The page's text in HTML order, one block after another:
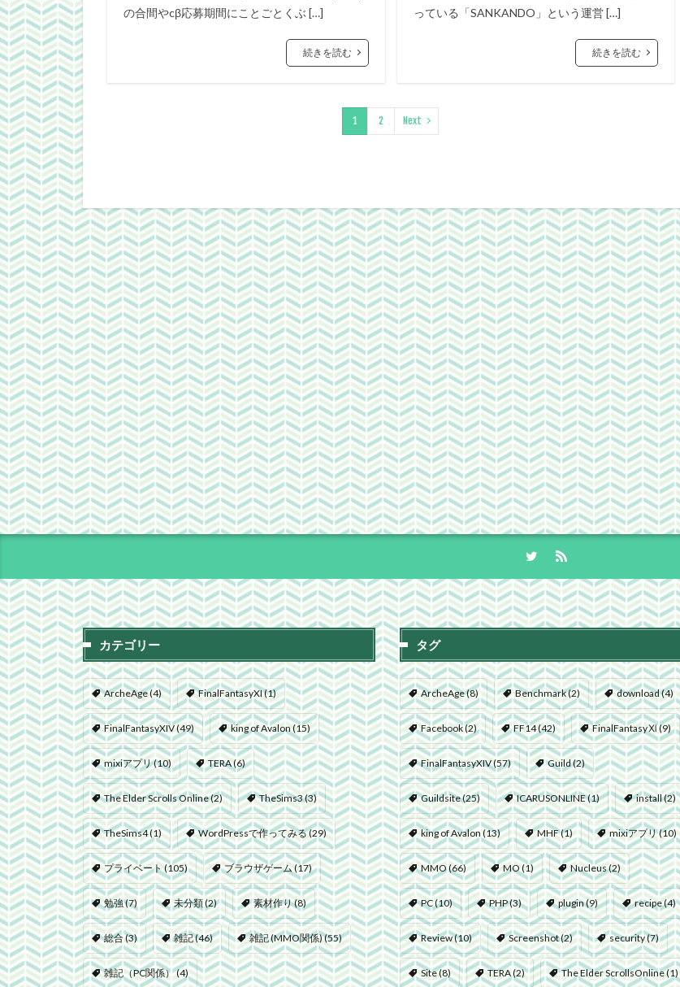
の合間やcβ応募期間にことごとくぶ […]
続きを読む
っている「SANKANDO」という運営 […]
続きを読む
1 2 Next
カテゴリー
ArcheAge(4) FinalFantasyXI(1)
FinalFantasyXIV(49) king of Avalon(15)
mixiアプリ(10) TERA(6)
The Elder Scrolls Online(2) TheSims3(3)
TheSims4(1) WordPressで作ってみる(29)
プライベート(105) ブラウザゲーム(17)
勉強(7) 未分類(2) 素材作り(8)
総合(3) 雑記(46) 雑記 (MMO関係)(55)
雑記（PC関係）(4)
タグ
ArcheAge(8) Benchmark(2) download(4)
Facebook(2) FF14(42) FinalFantasyⅪ(9)
FinalFantasyXIV(57) Guild(2)
Guildsite(25) ICARUSONLINE(1) install(2)
king of Avalon(13) MHF(1) mixiアプリ(10)
MMO(66) MO(1) Nucleus(2)
PC(10) PHP(3) plugin(9) recipe(4)
Review(10) Screenshot(2) security(7)
Site(8) TERA(2) The Elder ScrollsOnline(1)